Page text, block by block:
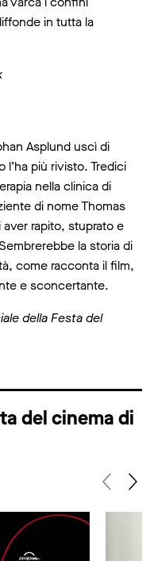
in tutta la
Asplund uscì di
più rivisto. Tredici
nella clinica di
di nome Thomas
rapito, stuprato e
la storia di
come racconta il film,
e sconcertante.
della Festa del
del cinema di